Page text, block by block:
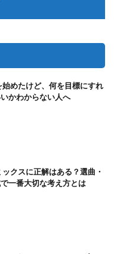
始めたけど、何を目標にすれ
かわからない人へ
ックスに正解はある？選曲・
一番大切な考え方とは